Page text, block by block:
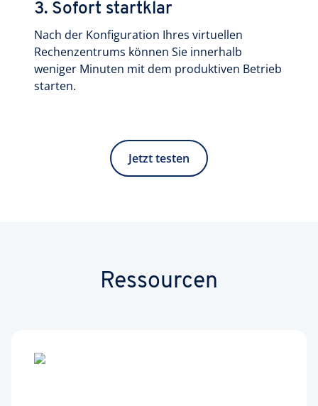
3. Sofort startklar
Nach der Konfiguration Ihres virtuellen
Rechenzentrums können Sie innerhalb
weniger Minuten mit dem produktiven Betrieb
starten.
Jetzt testen
Ressourcen